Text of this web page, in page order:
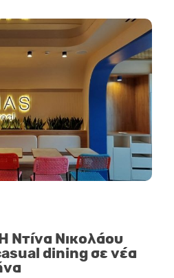
Ντίνα Νικολάου
dining σε νέα